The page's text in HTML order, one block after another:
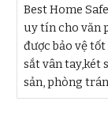
Best Home
uy tín cho văn
được bảo vệ
sắt vân tay,két
sản, phòng